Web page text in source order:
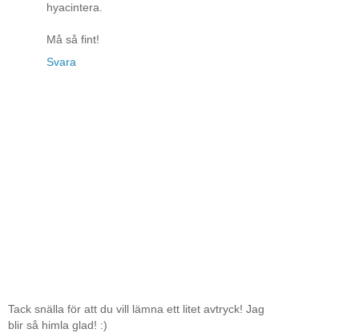
hyacintera.
Må så fint!
Svara
Tack snälla för att du vill lämna ett litet avtryck! Jag
blir så himla glad! :)